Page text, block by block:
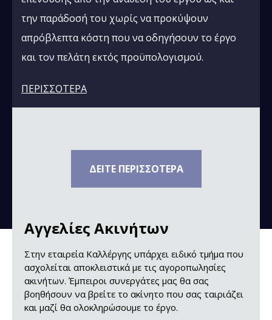
την παράδοσή του χωρίς να προκύψουν
απρόβλεπτα κόστη που να οδηγήσουν το έργο
και τον πελάτη εκτός προϋπολογισμού.
ΠΕΡΙΣΣΟΤΕΡΑ
ΔΕΙΤΕ ΠΕΡΙΣΣΟΤΕΡΑ
Αγγελίες Ακινήτων
Στην εταιρεία Καλλέργης υπάρχει ειδικό τμήμα που
ασχολείται αποκλειστικά με τις αγοροπωλησίες
ακινήτων. Έμπειροι συνεργάτες μας θα σας
βοηθήσουν να βρείτε το ακίνητο που σας ταιριάζει
και μαζί θα ολοκληρώσουμε το έργο.